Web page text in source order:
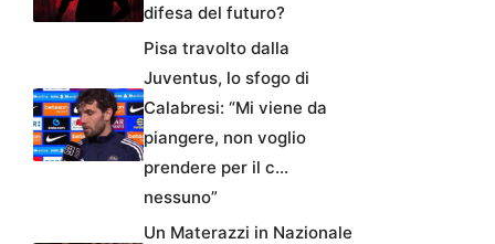
difesa del futuro?
Pisa travolto dalla
Juventus, lo sfogo di
Calabresi: “Mi viene da
piangere, non voglio
prendere per il c…
nessuno”
Un Materazzi in Nazionale